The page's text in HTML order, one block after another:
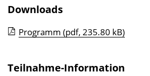
Downloads
Programm (pdf, 235.80 kB)
Teilnahme-Information